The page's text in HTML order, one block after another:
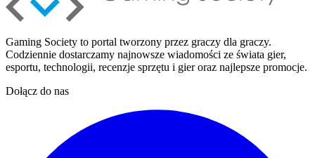
Gaming Society to portal tworzony przez graczy dla graczy.
Codziennie dostarczamy najnowsze wiadomości ze świata gier,
esportu, technologii, recenzje sprzętu i gier oraz najlepsze promocje.
Dołącz do nas